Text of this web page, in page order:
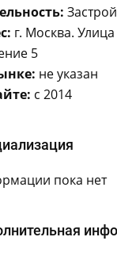
г. Москва.
5
не указан
с 2014
пока нет